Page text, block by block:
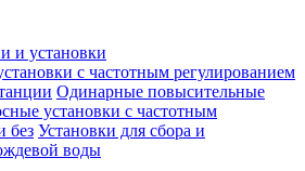
и установки
с частотным регулированием
Одинарные повысительные
установки с частотным
без Установки для сбора и
воды